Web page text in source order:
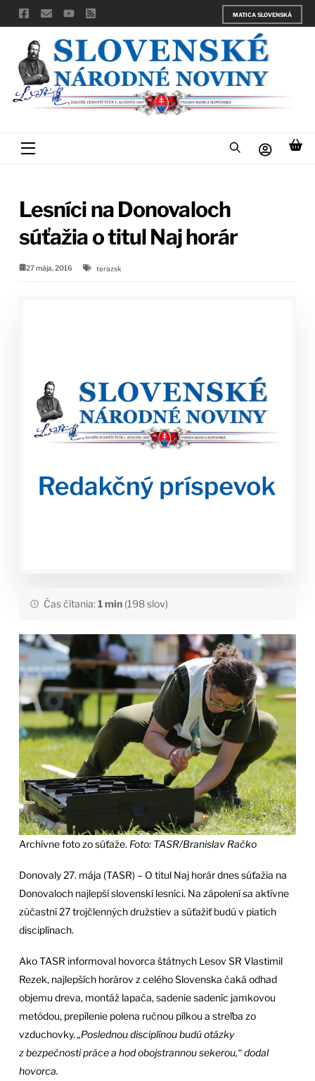
Skip
to
content
MATICA SLOVENSKÁ
Menu
Lesníci na Donovaloch
súťažia o titul Naj horár
27 mája, 2016 terazsk
Čas čítania:1 min(198 slov)
Archívne foto zo súťaže. Foto: TASR/Branislav Račko
Donovaly 27. mája (TASR) – O titul Naj horár dnes súťažia na
Donovaloch najlepší slovenskí lesníci. Na zápolení sa aktívne
zúčastní 27 trojčlenných družstiev a súťažiť budú v piatich
disciplínach.
Ako TASR informoval hovorca štátnych Lesov SR Vlastimil
Rezek, najlepších horárov z celého Slovenska čaká odhad
objemu dreva, montáž lapača, sadenie sadeníc jamkovou
metódou, prepílenie polena ručnou pílkou a streľba zo
vzduchovky. „Poslednou disciplínou budú otázky
z bezpečnosti práce a hod obojstrannou sekerou,“ dodal
hovorca.